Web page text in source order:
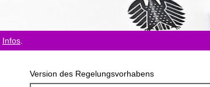
Infos
Version des Regelungsvorhabens